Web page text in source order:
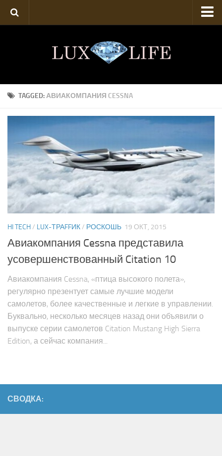
TAGGED:АВИАКОМПАНИЯ CESSNA
HI TECH/ LUX-ТРАFFИК/ РОСКОШЬ 19 ОКТ, 2015
Авиакомпания Cessna представила
усовершенствованный Citation 10
Авиакомпания Cessna, «птица высокого полета»,
регулярно презентует самые лучшие модели
самолетов, более качественные и легкие в управлении.
Буквально, несколько месяцев назад они объявили о
выпуске серии самолетов Citation Mustang High Sierra
Edition, а сейчас компания...
СВОДКА: